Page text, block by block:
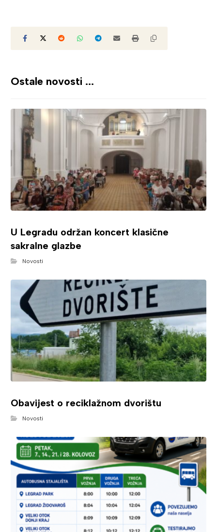
Ostale novosti ...
U Legradu održan koncert klasične
sakralne glazbe
Novosti
Obavijest o reciklažnom dvorištu
Novosti